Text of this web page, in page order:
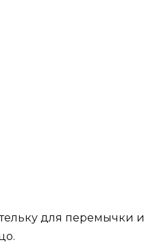
для перемычки и